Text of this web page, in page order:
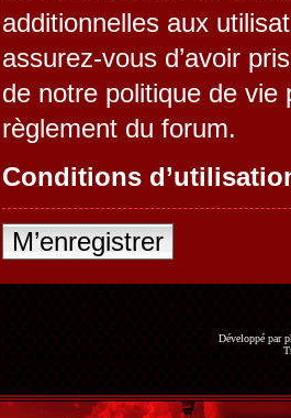
additionnelles aux
assurez-vous d’avoir
de notre politique de vie
règlement du forum.
Conditions
M’enregistrer
Développé par